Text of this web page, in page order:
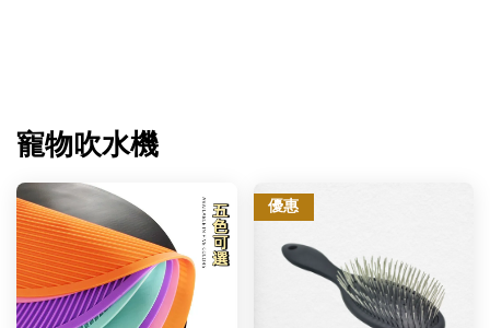
寵物吹水機
優惠